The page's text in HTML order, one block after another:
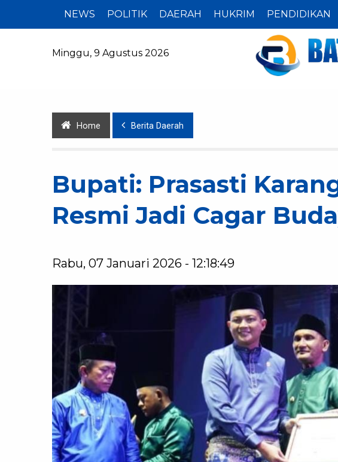
NEWS POLITIK DAERAH HUKRIM PENDIDIKAN
Minggu, 9 Agustus 2026
Home Berita Daerah
Bupati: Prasasti
Resmi Jadi Cagar
Rabu, 07 Januari 2026 - 12:18:49